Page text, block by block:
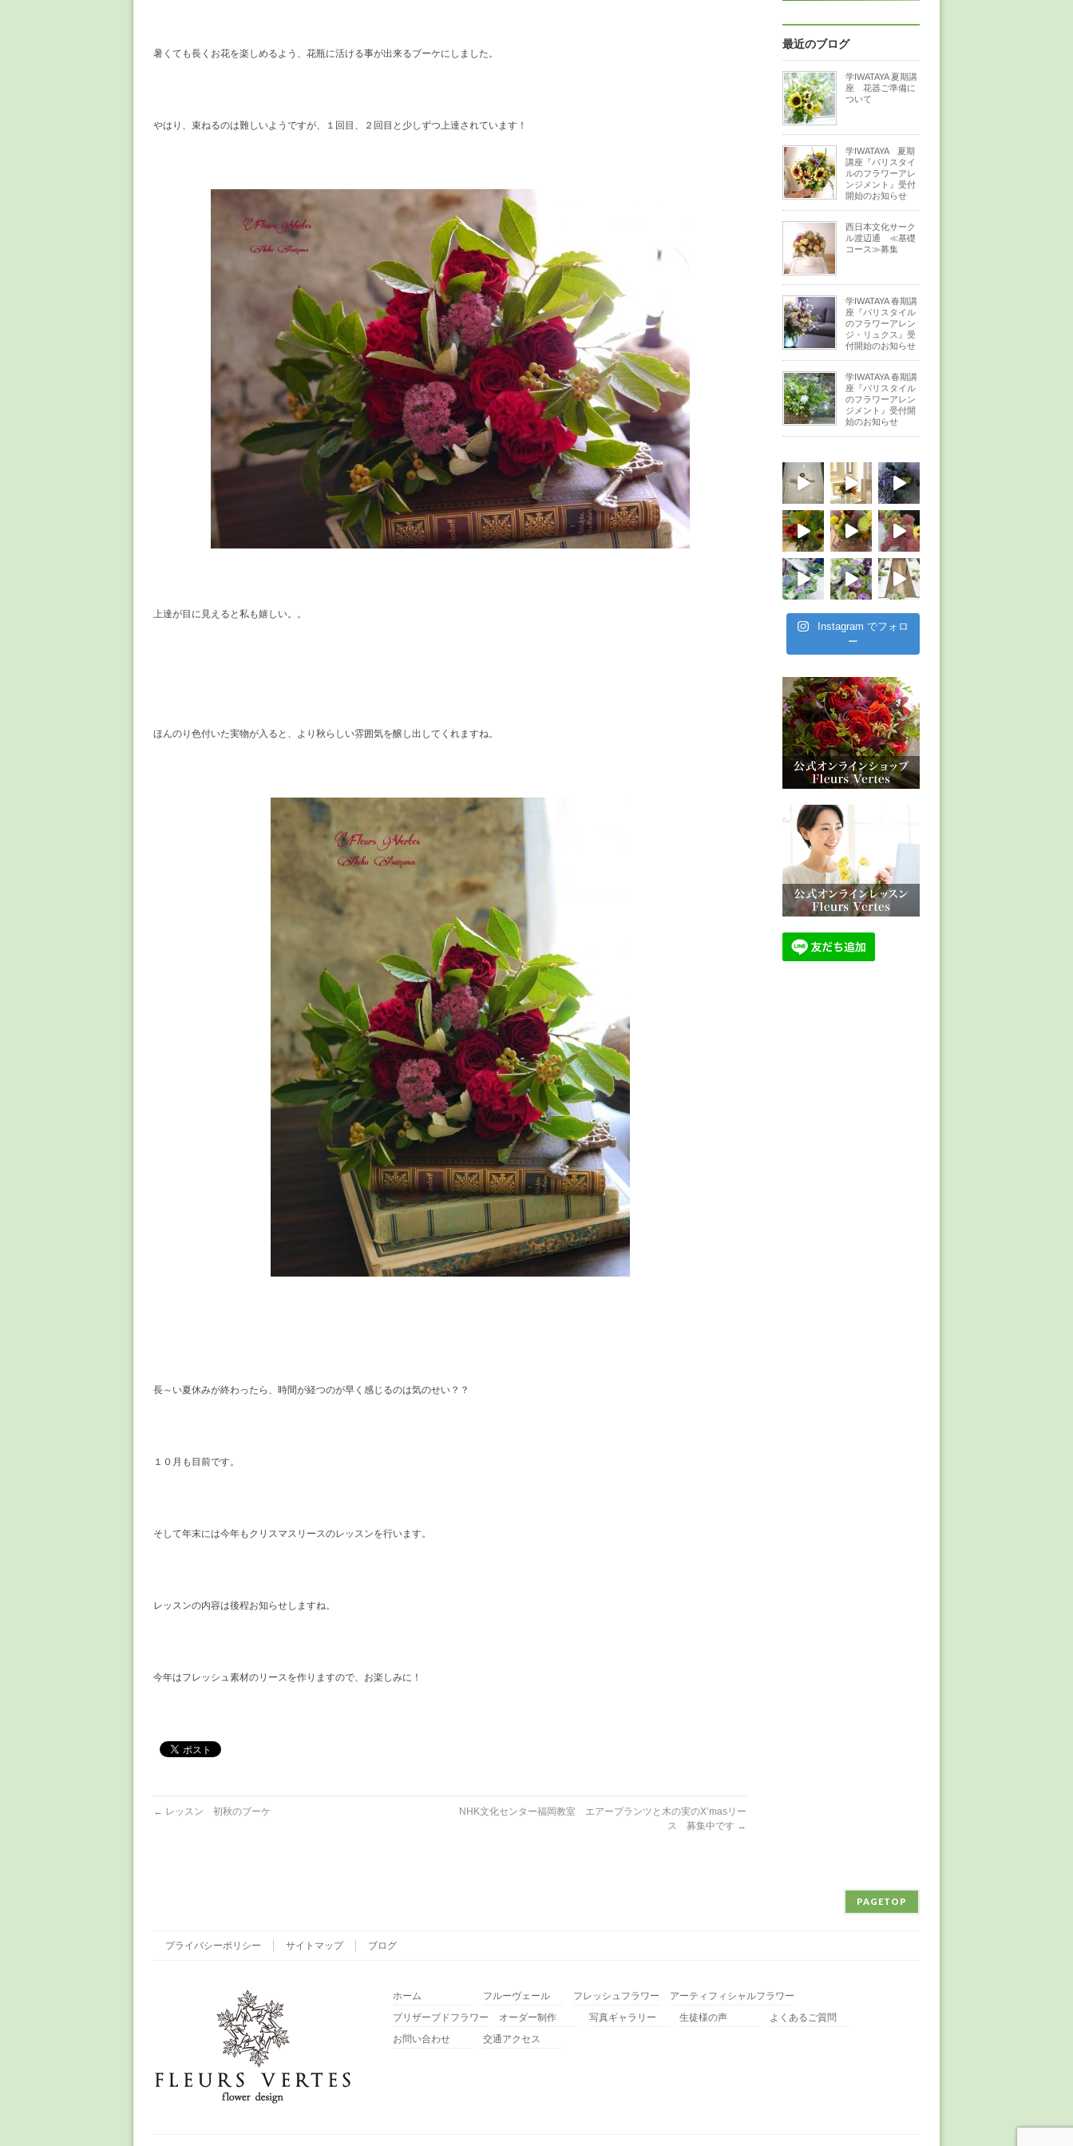
暑くても長くお花を楽しめるよう、花瓶に活ける事が出来るブーケにしました。
やはり、束ねるのは難しいようですが、１回目、２回目と少しずつ上達されています！
上達が目に見えると私も嬉しい。。
ほんのり色付いた実物が入ると、より秋らしい雰囲気を醸し出してくれますね。
長～い夏休みが終わったら、時間が経つのが早く感じるのは気のせい？？
１０月も目前です。
そして年末には今年もクリスマスリースのレッスンを行います。
レッスンの内容は後程お知らせしますね。
今年はフレッシュ素材のリースを作りますので、お楽しみに！
← レッスン 初秋のブーケ
NHK文化センター福岡教室 エアープランツと木の実のX’masリー
ス 募集中です →
最近のブログ
学IWATAYA 夏期講
座 花器ご準備に
ついて
学IWATAYA 夏期
講座『パリスタイ
ルのフラワーアレ
ンジメント』受付
開始のお知らせ
西日本文化サーク
ル渡辺通 ≪基礎
コース≫募集
学IWATAYA 春期講
座『パリスタイル
のフラワーアレン
ジ・リュクス』受
付開始のお知らせ
学IWATAYA 春期講
座『パリスタイル
のフラワーアレン
ジメント』受付開
始のお知らせ
Instagram でフォロ
ー
PAGETOP
プライバシーポリシー サイトマップ ブログ
ホーム フルーヴェール フレッシュフラワー
アーティフィシャルフラワー
プリザーブドフラワー
オーダー制作 写真ギャラリー 生徒様の声
よくあるご質問
お問い合わせ
交通アクセス